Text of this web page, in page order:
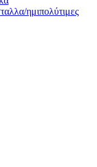
ημιπολύτιμες